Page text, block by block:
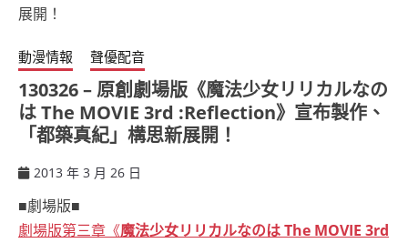
動漫情報 聲優配音
130326 – 原創劇場版《魔法少女リリカルなの
は The MOVIE 3rd :Reflection》宣布製作、
「都築真紀」構思新展開！
2013 年 3 月 26 日
■劇場版■
劇場版第三章《魔法少女リリカルなのは The MOVIE 3rd